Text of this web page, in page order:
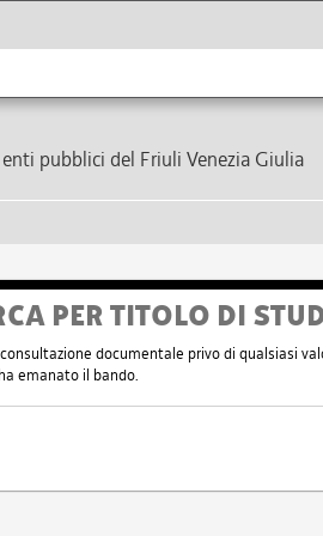
pubblici del Friuli Venezia Giulia
PER TITOLO DI
documentale privo di qualsiasi
emanato il bando.